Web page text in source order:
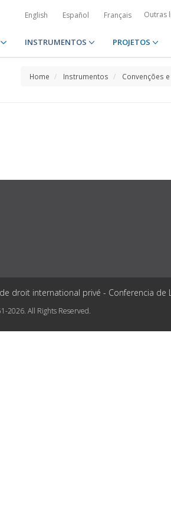
English Español Français Outras
INSTRUMENTOS PROJETOS
Home Instrumentos Convenções
droit international privé - Conferencia de
2026. All Rights Reserved.